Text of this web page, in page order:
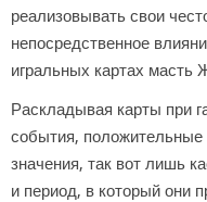
реализовывать свои
непосредственное
игральных картах масть
Раскладывая карты при
события,
значения, так вот лишь
и период, в который они